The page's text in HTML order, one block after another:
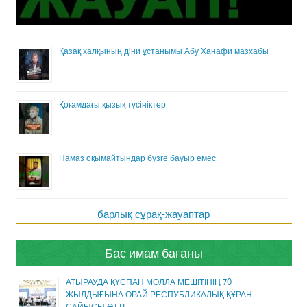
Қазақ халқының діни ұстанымы Абу Ханафи мазхабы
Қоғамдағы қызық түсініктер
Намаз оқымайтындар бузге бауыр емес
барлық сұрақ-жауаптар
Бас имам бағаны
АТЫРАУДА ҚҰСПАН МОЛЛА МЕШІТІНІҢ 70
ЖЫЛДЫҒЫНА ОРАЙ РЕСПУБЛИКАЛЫҚ ҚҰРАН